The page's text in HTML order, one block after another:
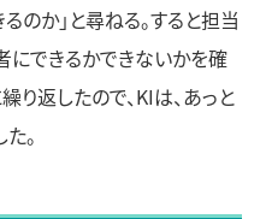
のか」と尋ねる。すると担当
にできるかできないかを確
り返したので、KIは、あっと
。